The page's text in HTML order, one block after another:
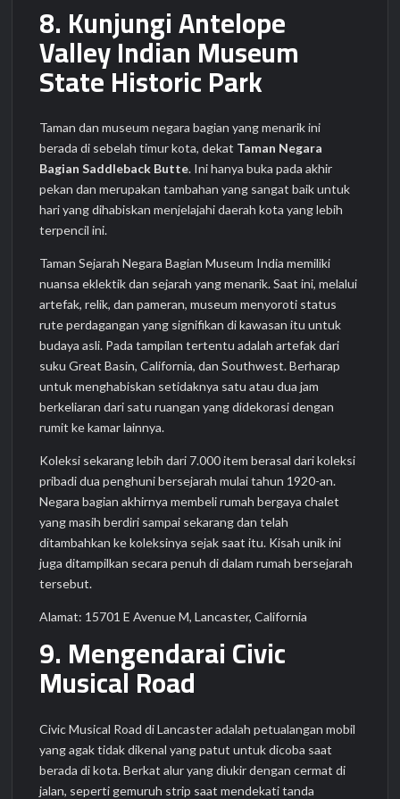
8. Kunjungi Antelope
Valley Indian Museum
State Historic Park
Taman dan museum negara bagian yang menarik ini
berada di sebelah timur kota, dekat Taman Negara
Bagian Saddleback Butte. Ini hanya buka pada akhir
pekan dan merupakan tambahan yang sangat baik untuk
hari yang dihabiskan menjelajahi daerah kota yang lebih
terpencil ini.
Taman Sejarah Negara Bagian Museum India memiliki
nuansa eklektik dan sejarah yang menarik. Saat ini, melalui
artefak, relik, dan pameran, museum menyoroti status
rute perdagangan yang signifikan di kawasan itu untuk
budaya asli. Pada tampilan tertentu adalah artefak dari
suku Great Basin, California, dan Southwest. Berharap
untuk menghabiskan setidaknya satu atau dua jam
berkeliaran dari satu ruangan yang didekorasi dengan
rumit ke kamar lainnya.
Koleksi sekarang lebih dari 7.000 item berasal dari koleksi
pribadi dua penghuni bersejarah mulai tahun 1920-an.
Negara bagian akhirnya membeli rumah bergaya chalet
yang masih berdiri sampai sekarang dan telah
ditambahkan ke koleksinya sejak saat itu. Kisah unik ini
juga ditampilkan secara penuh di dalam rumah bersejarah
tersebut.
Alamat: 15701 E Avenue M, Lancaster, California
9. Mengendarai Civic
Musical Road
Civic Musical Road di Lancaster adalah petualangan mobil
yang agak tidak dikenal yang patut untuk dicoba saat
berada di kota. Berkat alur yang diukir dengan cermat di
jalan, seperti gemuruh strip saat mendekati tanda